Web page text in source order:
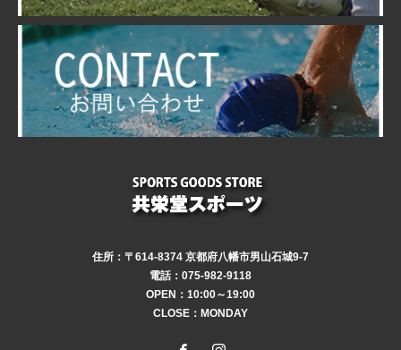
住所：〒614-8374 京都府八幡市男山石城9-7
電話：075-982-9118
OPEN：10:00～19:00
CLOSE：MONDAY